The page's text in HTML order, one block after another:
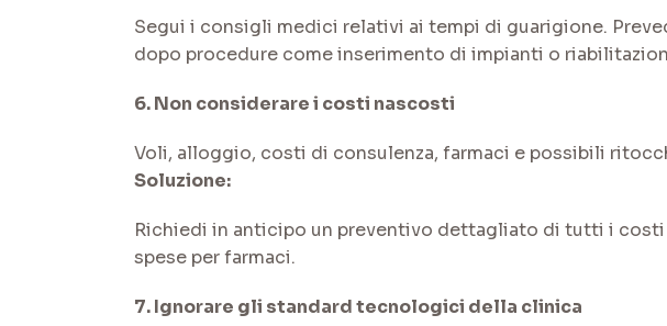
Segui i consigli medici relativi ai tempi di guarigione.
dopo procedure come inserimento di impianti o
6. Non considerare i costi nascosti
Voli, alloggio, costi di consulenza, farmaci e possibili
Soluzione:
Richiedi in anticipo un preventivo dettagliato di tutti i
spese per farmaci.
7. Ignorare gli standard tecnologici della clinica